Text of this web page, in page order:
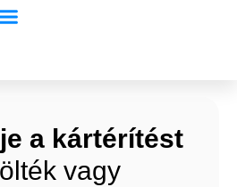
a kártérítést
vagy